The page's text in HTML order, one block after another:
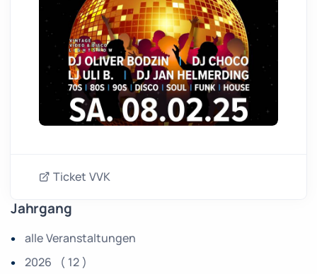
Ticket VVK
Jahrgang
alle Veranstaltungen
2026 ( 12 )